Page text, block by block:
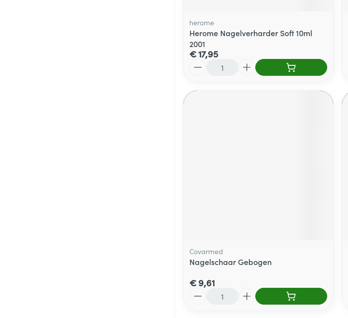
herome
Herome Nagelverharder Soft 10ml
2001
€ 17,95
Covarmed
Nagelschaar Gebogen
€ 9,61